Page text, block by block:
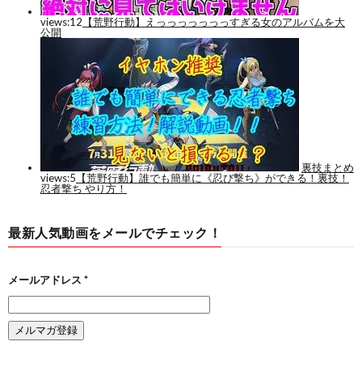
最新人気動画をメールでチェック！
メールアドレス *